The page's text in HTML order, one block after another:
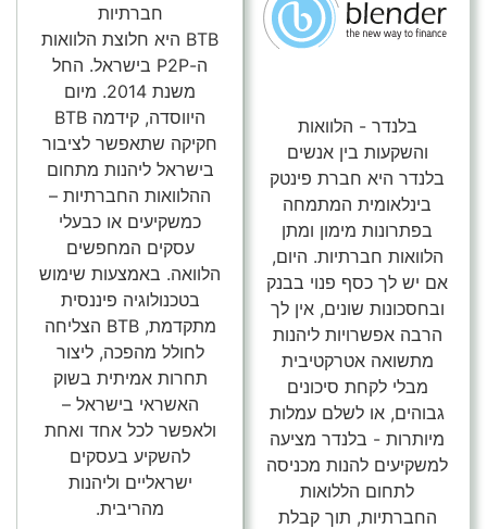
בלנדר - הלוואות
והשקעות בין אנשים
בלנדר היא חברת פינטק
בינלאומית המתמחה
בפתרונות מימון ומתן
הלוואות חברתיות. היום,
אם יש לך כסף פנוי בבנק
ובחסכונות שונים, אין לך
הרבה אפשרויות ליהנות
מתשואה אטרקטיבית
מבלי לקחת סיכונים
גבוהים, או לשלם עמלות
מיותרות - בלנדר מציעה
למשקיעים להנות מכניסה
לתחום הללואות
החברתיות, תוך קבלת
חברתיות
BTB היא חלוצת הלוואות
ה-P2P בישראל. החל
משנת 2014. מיום
היווסדה, קידמה BTB
חקיקה שתאפשר לציבור
בישראל ליהנות מתחום
ההלוואות החברתיות –
כמשקיעים או כבעלי
עסקים המחפשים
הלוואה. באמצעות שימוש
בטכנולוגיה פיננסית
מתקדמת, BTB הצליחה
לחולל מהפכה, ליצור
תחרות אמיתית בשוק
האשראי בישראל –
ולאפשר לכל אחד ואחת
להשקיע בעסקים
ישראליים וליהנות
מהריבית.